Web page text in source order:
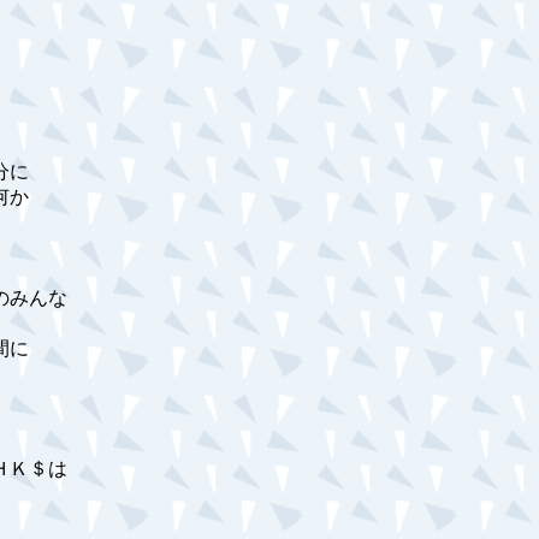
に
か
みんな
に
Ｋ＄は